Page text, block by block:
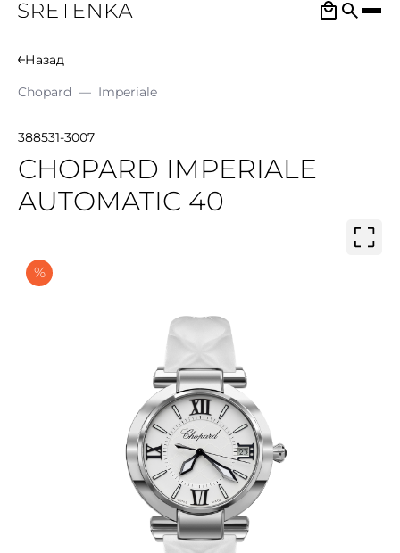
Назад
Chopard — Imperiale
388531-3007
CHOPARD IMPERIALE
AUTOMATIC 40
%